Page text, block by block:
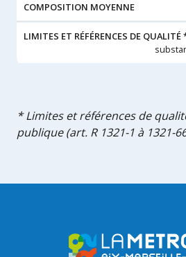
* Limites et références de
publique (art. R 1321-1 à 1321-